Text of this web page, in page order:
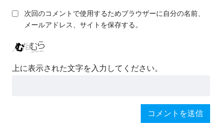
次回のコメントで使用するためブラウザーに自分の名前、
メールアドレス、サイトを保存する。
上に表示された文字を入力してください。